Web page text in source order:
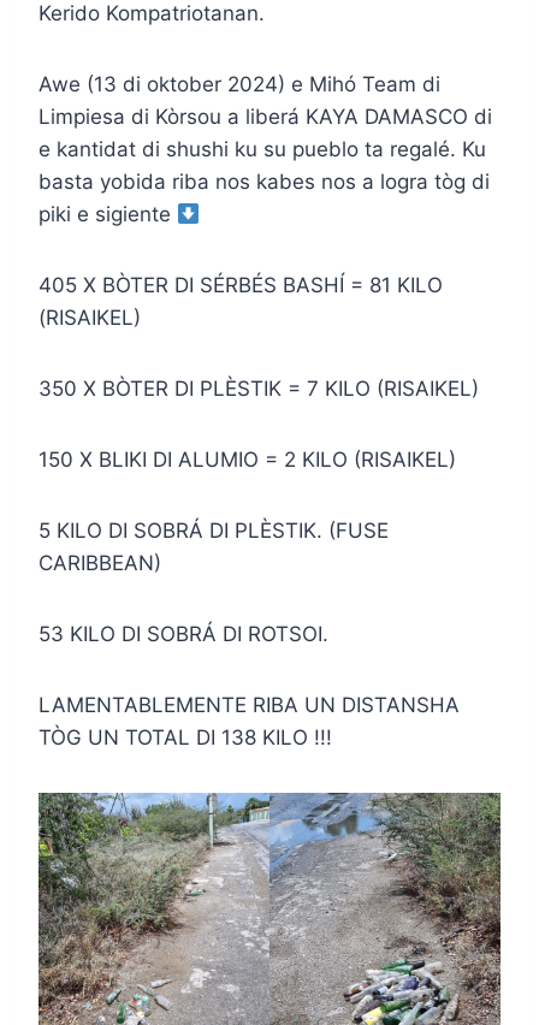
Kerido Kompatriotanan.
Awe (13 di oktober 2024) e Mihó Team di
Limpiesa di Kòrsou a liberá KAYA DAMASCO di
e kantidat di shushi ku su pueblo ta regalé. Ku
basta yobida riba nos kabes nos a logra tòg di
piki e sigiente
405 X BÒTER DI SÉRBÉS BASHÍ = 81 KILO
(RISAIKEL)
350 X BÒTER DI PLÈSTIK = 7 KILO (RISAIKEL)
150 X BLIKI DI ALUMIO = 2 KILO (RISAIKEL)
5 KILO DI SOBRÁ DI PLÈSTIK. (FUSE
CARIBBEAN)
53 KILO DI SOBRÁ DI ROTSOI.
LAMENTABLEMENTE RIBA UN DISTANSHA
TÒG UN TOTAL DI 138 KILO !!!